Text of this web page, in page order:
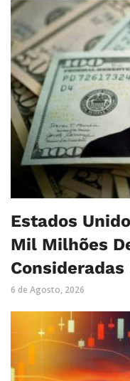
Estados
Mil Milhões
Consideradas
6 de Agosto, 2026